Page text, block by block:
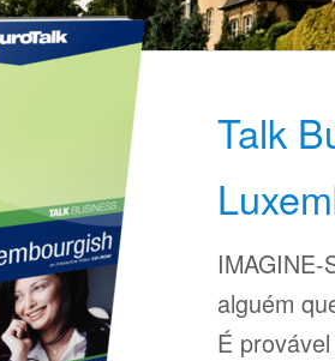
Talk
alguém
É